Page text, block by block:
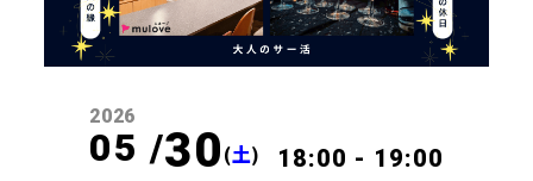
2026
05 /30 (土) 18:00 - 19:00